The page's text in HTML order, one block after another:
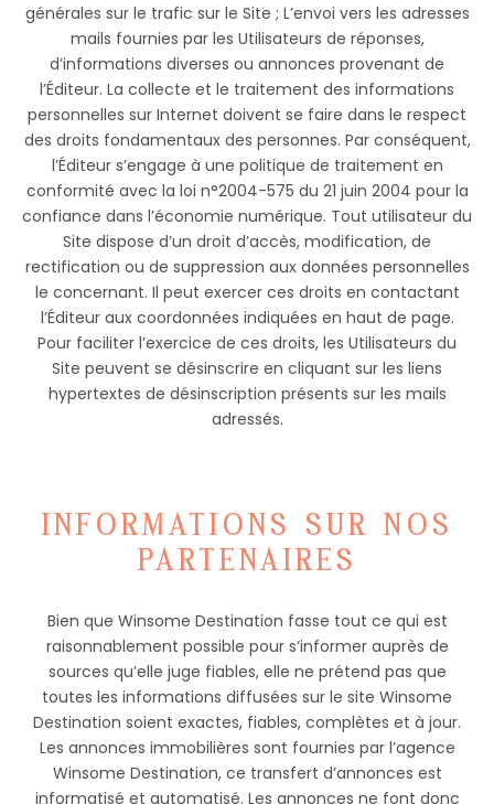
générales sur le trafic sur le Site ; L’envoi vers les adresses
mails fournies par les Utilisateurs de réponses,
d’informations diverses ou annonces provenant de
l’Éditeur. La collecte et le traitement des informations
personnelles sur Internet doivent se faire dans le respect
des droits fondamentaux des personnes. Par conséquent,
l’Éditeur s’engage à une politique de traitement en
conformité avec la loi n°2004-575 du 21 juin 2004 pour la
confiance dans l’économie numérique. Tout utilisateur du
Site dispose d’un droit d’accès, modification, de
rectification ou de suppression aux données personnelles
le concernant. Il peut exercer ces droits en contactant
l’Éditeur aux coordonnées indiquées en haut de page.
Pour faciliter l’exercice de ces droits, les Utilisateurs du
Site peuvent se désinscrire en cliquant sur les liens
hypertextes de désinscription présents sur les mails
adressés.
INFORMATIONS SUR NOS
PARTENAIRES
Bien que Winsome Destination fasse tout ce qui est
raisonnablement possible pour s’informer auprès de
sources qu’elle juge fiables, elle ne prétend pas que
toutes les informations diffusées sur le site Winsome
Destination soient exactes, fiables, complètes et à jour.
Les annonces immobilières sont fournies par l’agence
Winsome Destination, ce transfert d’annonces est
informatisé et automatisé. Les annonces ne font donc